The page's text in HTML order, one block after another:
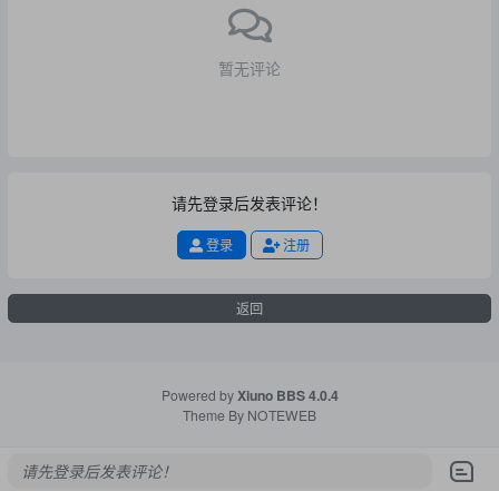
暂无评论
请先登录后发表评论！
登录 注册
返回
Powered byXiuno BBS4.0.4
Theme By NOTEWEB
请先登录后发表评论！